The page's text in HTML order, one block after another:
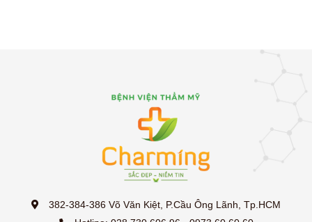
382-384-386 Võ Văn Kiệt, P.Cầu Ông Lãnh, Tp.HCM